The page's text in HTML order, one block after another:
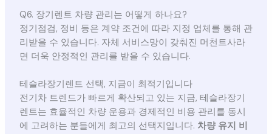
Q6. 장기렌트 차량 관리는 어떻게 하나요?
정기점검, 정비 등은 계약 조건에 따라 지정 업체를 통해 관
리받을 수 있습니다. 자체 서비스망이 갖춰진 머천트사라
면 더욱 안정적인 관리를 받을 수 있습니다.
테슬라장기렌트 선택, 지금이 최적기입니다
전기차 트렌드가 빠르게 확산되고 있는 지금, 테슬라장기
렌트는 효율적인 차량 운용과 경제적인 비용 관리를 동시
에 고려하는 분들에게 최고의 선택지입니다. 차량 유지 비